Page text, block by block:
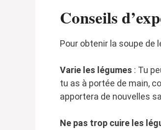
Conseils
Pour obtenir la soupe de
Varie les légumes : Tu
tu as à portée de main,
apportera de nouvelles
Ne pas trop cuire les